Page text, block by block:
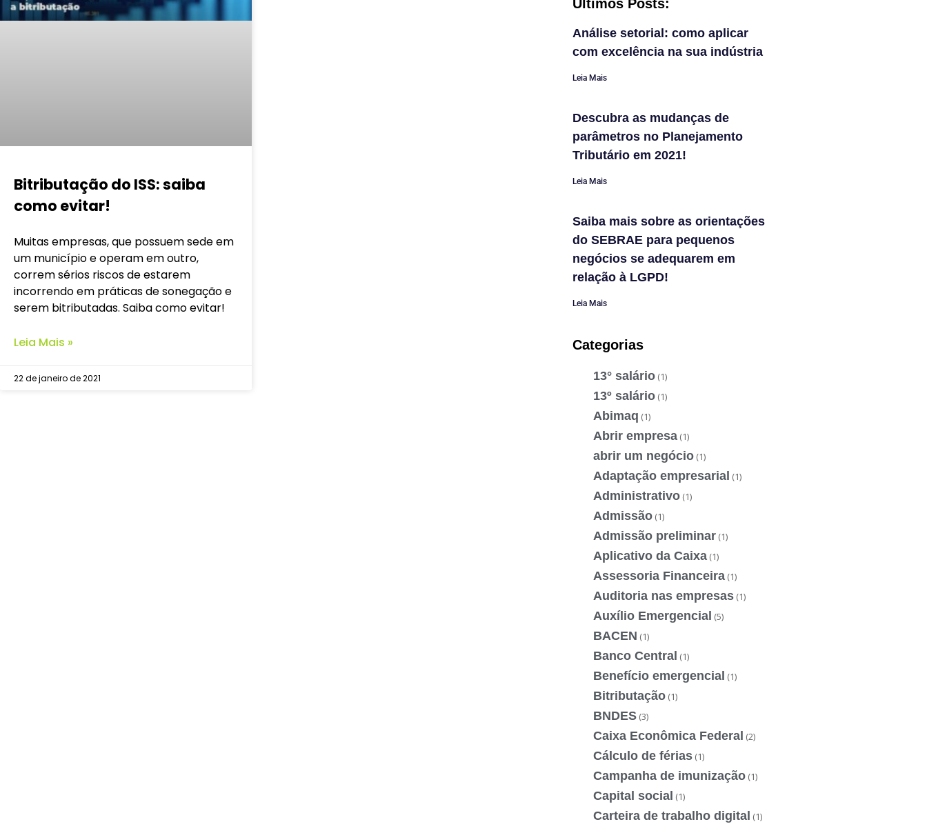
Bitributação do ISS: saiba
como evitar!
Muitas empresas, que possuem sede em
um município e operam em outro,
correm sérios riscos de estarem
incorrendo em práticas de sonegação e
serem bitributadas. Saiba como evitar!
Leia Mais »
22 de janeiro de 2021
Últimos Posts:
Análise setorial: como aplicar
com excelência na sua indústria
Leia Mais
Descubra as mudanças de
parâmetros no Planejamento
Tributário em 2021!
Leia Mais
Saiba mais sobre as orientações
do SEBRAE para pequenos
negócios se adequarem em
relação à LGPD!
Leia Mais
Categorias
13° salário (1)
13º salário (1)
Abimaq (1)
Abrir empresa (1)
abrir um negócio (1)
Adaptação empresarial (1)
Administrativo (1)
Admissão (1)
Admissão preliminar (1)
Aplicativo da Caixa (1)
Assessoria Financeira (1)
Auditoria nas empresas (1)
Auxílio Emergencial (5)
BACEN (1)
Banco Central (1)
Benefício emergencial (1)
Bitributação (1)
BNDES (3)
Caixa Econômica Federal (2)
Cálculo de férias (1)
Campanha de imunização (1)
Capital social (1)
Carteira de trabalho digital (1)